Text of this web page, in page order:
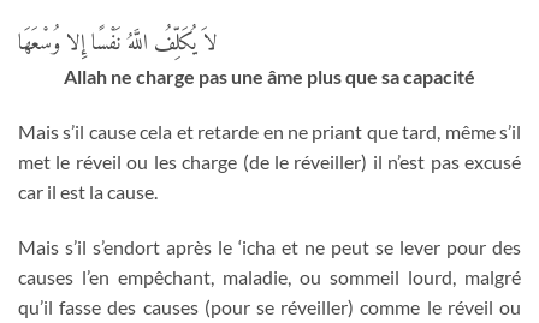
لاَ يُكَلِّفُ اللَّهُ نَفْسًا إِلا وُسْعَهَا
Allah ne charge pas une âme plus que sa capacité
Mais s’il cause cela et retarde en ne priant que tard, même s’il
met le réveil ou les charge (de le réveiller) il n’est pas excusé
car il est la cause.
Mais s’il s’endort après le ‘icha et ne peut se lever pour des
causes l’en empêchant, maladie, ou sommeil lourd, malgré
qu’il fasse des causes (pour se réveiller) comme le réveil ou